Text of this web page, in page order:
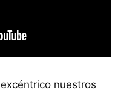
nuestros